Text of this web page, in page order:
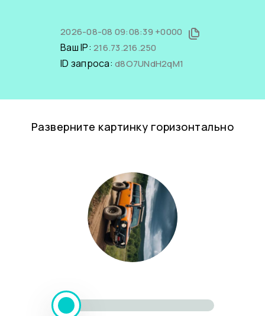
2026-08-08 09:08:39 +0000
Ваш IP: 216.73.216.250
ID запроса: d8O7UNdH2qM1
Разверните картинку горизонтально